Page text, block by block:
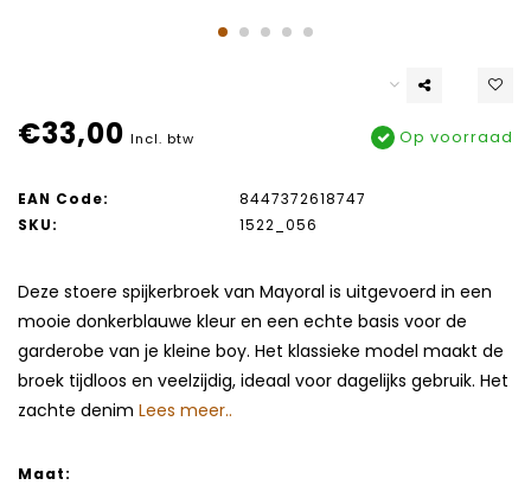
€33,00 Incl. btw Op voorraad
EAN Code:
8447372618747
SKU:
1522_056
Deze stoere spijkerbroek van Mayoral is uitgevoerd in een
mooie donkerblauwe kleur en een echte basis voor de
garderobe van je kleine boy. Het klassieke model maakt de
broek tijdloos en veelzijdig, ideaal voor dagelijks gebruik. Het
zachte denim Lees meer..
Maat: